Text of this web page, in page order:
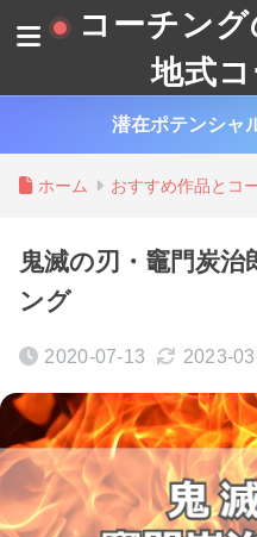
コーチン
地式
潜在ポテンシャ
ホーム おすすめ作品とコ
鬼滅の刃・竈門炭
ング
2020-07-13 2023-